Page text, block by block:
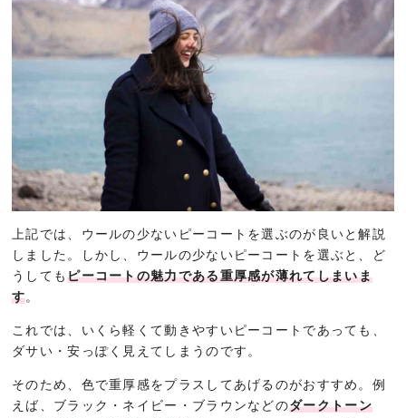
上記では、ウールの少ないピーコートを選ぶのが良いと解説
しました。しかし、ウールの少ないピーコートを選ぶと、ど
うしてもピーコートの魅力である重厚感が薄れてしまいま
す。
これでは、いくら軽くて動きやすいピーコートであっても、
ダサい・安っぽく見えてしまうのです。
そのため、色で重厚感をプラスしてあげるのがおすすめ。例
えば、ブラック・ネイビー・ブラウンなどのダークトーン